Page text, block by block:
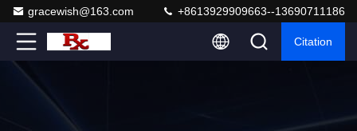
gracewish@163.com +8613929909663--13690711186
Citation